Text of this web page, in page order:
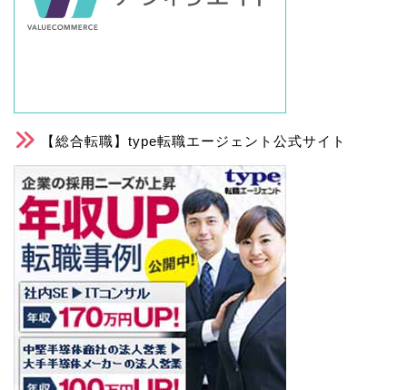
【総合転職】type転職エージェント公式サイト